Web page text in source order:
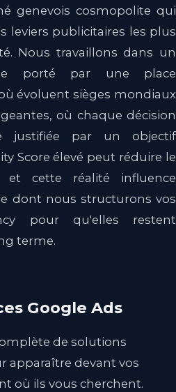
genevois cosmopolite qui
leviers publicitaires les plus
Nous travaillons dans un
porté par une place
évoluent sièges mondiaux
où chaque décision
justifiée par un objectif
Score élevé peut réduire le
cette réalité influence
dont nous structurons vos
pour qu'elles restent
terme.
Google Ads
de solutions
apparaître devant vos
où ils vous cherchent.